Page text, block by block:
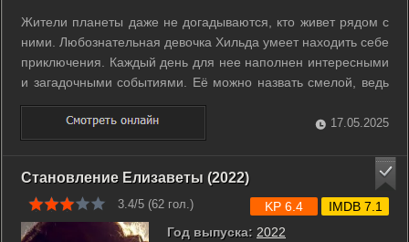
Жители планеты даже не догадываются, кто живет рядом с
ними. Любознательная девочка Хильда умеет находить себе
приключения. Каждый день для нее наполнен интересными
и загадочными событиями. Её можно назвать смелой, ведь
Хильда не боится встретиться со странными созданиями -
такими как тролли, древесные люди и великаны. ... 17.05.2025
Становление Елизаветы (2022)
3.4/5 (62 гол.)
Год выпуска: 2022
KP 6.4 IMDB 7.1